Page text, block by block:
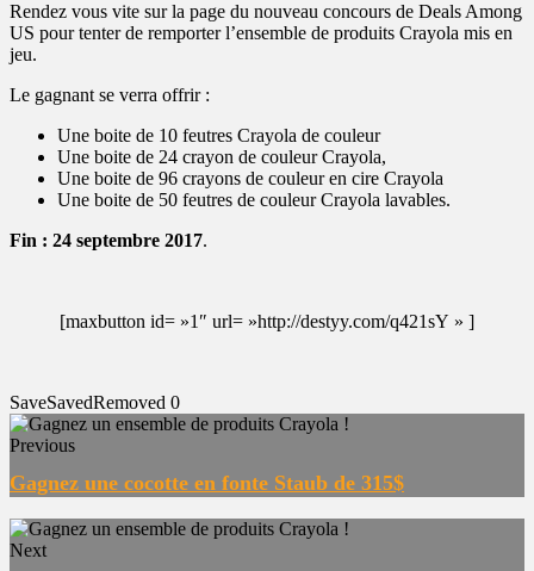
Rendez vous vite sur la page du nouveau concours de Deals Among
US pour tenter de remporter l’ensemble de produits Crayola mis en
jeu.
Le gagnant se verra offrir :
Une boite de 10 feutres Crayola de couleur
Une boite de 24 crayon de couleur Crayola,
Une boite de 96 crayons de couleur en cire Crayola
Une boite de 50 feutres de couleur Crayola lavables.
Fin : 24 septembre 2017.
[maxbutton id= »1″ url= »http://destyy.com/q421sY » ]
SaveSavedRemoved 0
Previous
Gagnez une cocotte en fonte Staub de 315$
Next